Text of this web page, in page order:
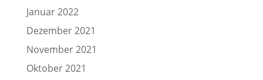
Januar 2022
Dezember 2021
November 2021
Oktober 2021